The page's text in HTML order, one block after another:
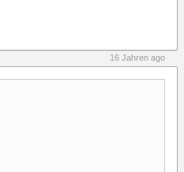
16 Jahren ago